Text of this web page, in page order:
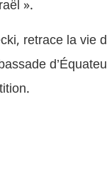
retrace la vie